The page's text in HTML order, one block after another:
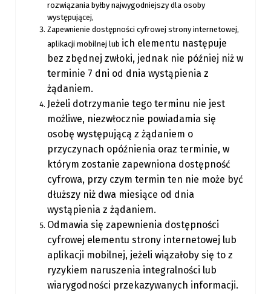
rozwiązania byłby najwygodniejszy dla osoby
występującej,
Zapewnienie dostępności cyfrowej strony internetowej,
aplikacji mobilnej lub ich elementu następuje
bez zbędnej zwłoki, jednak nie później niż w
terminie 7 dni od dnia wystąpienia z
żądaniem.
Jeżeli dotrzymanie tego terminu nie jest
możliwe, niezwłocznie powiadamia się
osobę występującą z żądaniem o
przyczynach opóźnienia oraz terminie, w
którym zostanie zapewniona dostępność
cyfrowa, przy czym termin ten nie może być
dłuższy niż dwa miesiące od dnia
wystąpienia z żądaniem.
Odmawia się zapewnienia dostępności
cyfrowej elementu strony internetowej lub
aplikacji mobilnej, jeżeli wiązałoby się to z
ryzykiem naruszenia integralności lub
wiarygodności przekazywanych informacji.